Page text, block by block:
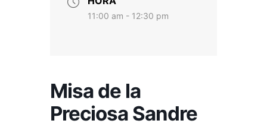
11:00 am - 12:30 pm
Misa de la
Preciosa Sandre